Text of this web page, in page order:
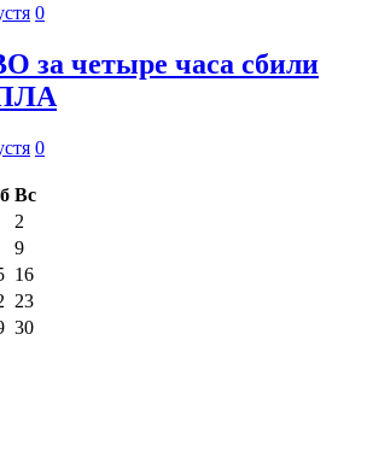
0
за четыре часа сбили
0
Вс
2
9
16
23
30